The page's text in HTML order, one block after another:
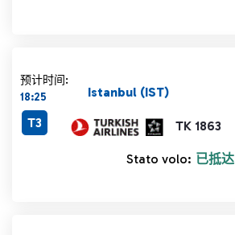
预计时间:
18:25
TK 1863
Istanbul (IST)
T3
Stato volo: 已抵达